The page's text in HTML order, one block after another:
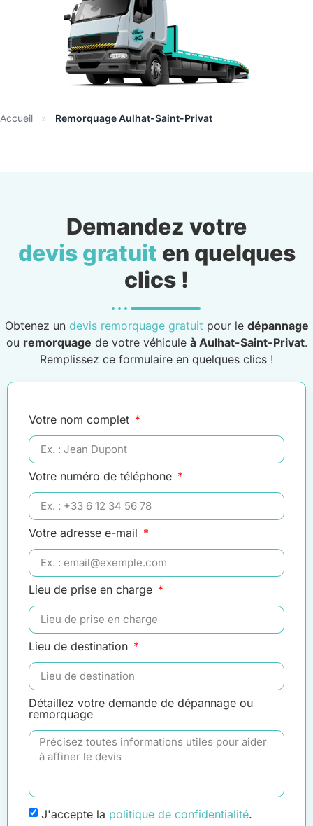
Accueil » Remorquage Aulhat-Saint-Privat
Demandez votre
devis gratuit en quelques
clics !
Obtenez un devis remorquage gratuit pour le dépannage
ou remorquage de votre véhicule à Aulhat-Saint-Privat.
Remplissez ce formulaire en quelques clics !
Votre nom complet
Votre numéro de téléphone
Votre adresse e-mail
Lieu de prise en charge
Lieu de destination
Détaillez votre demande de dépannage ou
remorquage
J'accepte la politique de confidentialité.